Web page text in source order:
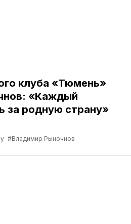
клуба «Тюмень»
«Каждый
за родную страну»
#Владимир Рыночнов